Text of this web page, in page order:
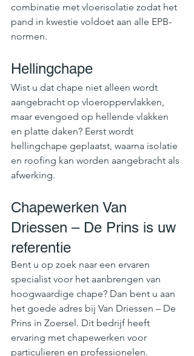
combinatie met vloerisolatie zodat het
pand in kwestie voldoet aan alle EPB-
normen.
Hellingchape
Wist u dat chape niet alleen wordt
aangebracht op vloeroppervlakken,
maar evengoed op hellende vlakken
en platte daken? Eerst wordt
hellingchape geplaatst, waarna isolatie
en roofing kan worden aangebracht als
afwerking.
Chapewerken Van
Driessen – De Prins is uw
referentie
Bent u op zoek naar een ervaren
specialist voor het aanbrengen van
hoogwaardige chape? Dan bent u aan
het goede adres bij Van Driessen – De
Prins in Zoersel. Dit bedrijf heeft
ervaring met chapewerken voor
particulieren en professionelen.